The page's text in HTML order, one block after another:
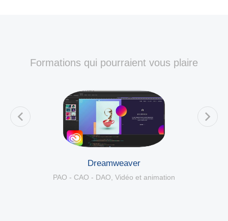
Formations qui pourraient vous plaire
Dreamweaver
PAO - CAO - DAO, Vidéo et animation